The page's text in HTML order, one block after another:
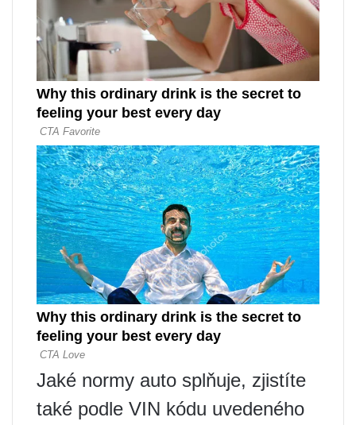
Jaké normy auto splňuje, zjistíte
také podle VIN kódu uvedeného